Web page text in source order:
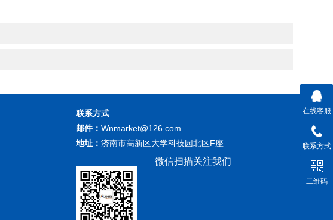
联系方式
邮件： Wnmarket@126.com
地址： 济南市高新区大学科技园北区F座
微信扫描关注我们
在线客服
联系方式
二维码